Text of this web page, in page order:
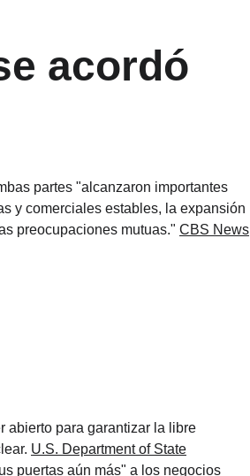
acordó
partes "alcanzaron importantes
y comerciales estables, la expansión
preocupaciones mutuas." CBS News
abierto para garantizar la libre
U.S. Department of State
puertas aún más" a los negocios